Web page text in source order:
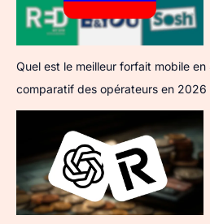
Quel est le meilleur forfait mobile en
comparatif des opérateurs en 2026